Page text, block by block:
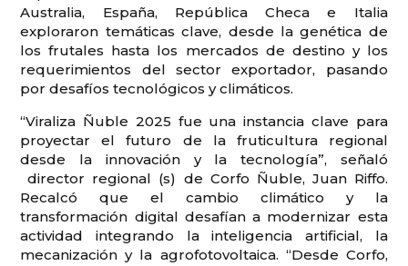
Australia, España, República Checa e Italia
exploraron temáticas clave, desde la genética de
los frutales hasta los mercados de destino y los
requerimientos del sector exportador, pasando
por desafíos tecnológicos y climáticos.
“Viraliza Ñuble 2025 fue una instancia clave para
proyectar el futuro de la fruticultura regional
desde la innovación y la tecnología”, señaló
director regional (s) de Corfo Ñuble, Juan Riffo.
Recalcó que el cambio climático y la
transformación digital desafían a modernizar esta
actividad integrando la inteligencia artificial, la
mecanización y la agrofotovoltaica. “Desde Corfo,